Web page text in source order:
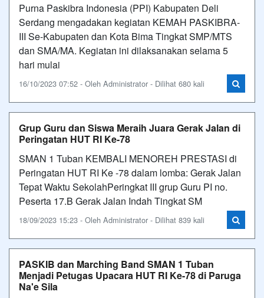
Purna Paskibra Indonesia (PPI) Kabupaten Deli
Serdang mengadakan kegiatan KEMAH PASKIBRA-
III Se-Kabupaten dan Kota Bima Tingkat SMP/MTS
dan SMA/MA. Kegiatan ini dilaksanakan selama 5
hari mulai
16/10/2023 07:52 - Oleh Administrator - Dilihat 680 kali
Grup Guru dan Siswa Meraih Juara Gerak Jalan di
Peringatan HUT RI Ke-78
SMAN 1 Tuban KEMBALI MENOREH PRESTASI di
Peringatan HUT RI Ke -78 dalam lomba: Gerak Jalan
Tepat Waktu SekolahPeringkat III grup Guru PI no.
Peserta 17.B Gerak Jalan Indah Tingkat SM
18/09/2023 15:23 - Oleh Administrator - Dilihat 839 kali
PASKIB dan Marching Band SMAN 1 Tuban
Menjadi Petugas Upacara HUT RI Ke-78 di Paruga
Na'e Sila